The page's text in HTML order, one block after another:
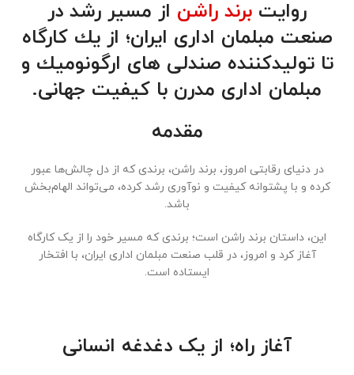
روايت برند راشن از مسير رشد در
صنعت مبلمان ادارى ايران؛ از يك كارگاه
تا توليدكننده صندلى هاى ارگونوميك و
مبلمان ادارى مدرن با كيفيت جهانى.
مقدمه
در دنیای رقابتی امروز، برند راشن، برندی که از دل چالش‌ها عبور
کرده و با پشتوانه کیفیت و نوآوری رشد کرده، می‌تواند الهام‌بخش
باشد.
این، داستان برند راشن است؛ برندی که مسیر خود را از یک کارگاه
آغاز کرد و امروز، در قلب صنعت مبلمان اداری ایران، با افتخار
ایستاده است.
آغاز راه؛ از یک دغدغه انسانی